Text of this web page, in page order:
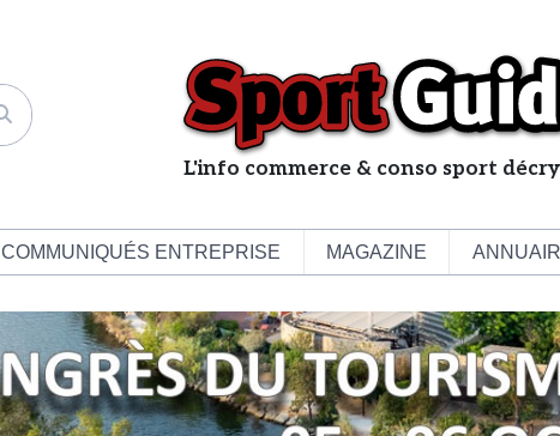
L'info commerce & conso sport
e
b
u
s
i
n
e
COMMUNIQUÉS ENTREPRISE MAGAZINE